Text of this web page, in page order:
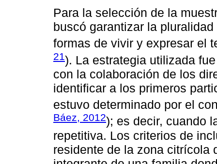
Para la selección de la
buscó garantizar la
formas de vivir y expresar el
21). La estrategia utilizada
con la colaboración de los
identificar a los primeros
estuvo determinado por el
Báez, 2012); es decir, cuando
repetitiva. Los criterios de
residente de la zona citrícola